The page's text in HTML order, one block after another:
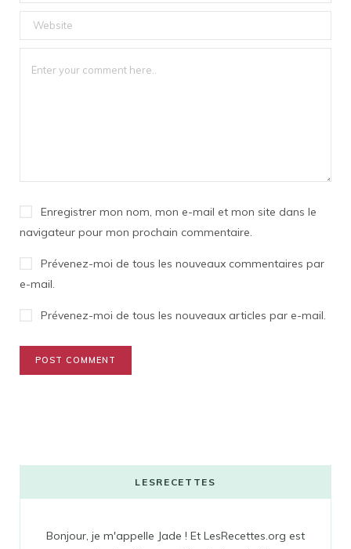
Enregistrer mon nom, mon e-mail et mon site dans le
navigateur pour mon prochain commentaire.
Prévenez-moi de tous les nouveaux commentaires par
e-mail.
Prévenez-moi de tous les nouveaux articles par e-mail.
LESRECETTES
Bonjour, je m'appelle Jade ! Et LesRecettes.org est